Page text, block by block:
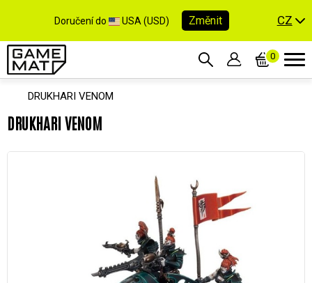
Doručení do USA (USD) Změnit CZ
0
DRUKHARI VENOM
DRUKHARI VENOM